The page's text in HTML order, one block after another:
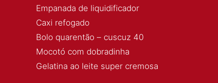
Empanada de liquidificador
Caxi refogado
Bolo quarentão – cuscuz 40
Mocotó com dobradinha
Gelatina ao leite super cremosa